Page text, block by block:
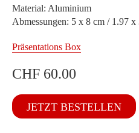
Material: Aluminium
Abmessungen: 5 x 8 cm / 1.97 x
Präsentations Box
CHF 60.00
TG
1987
Menge
JETZT BESTELLEN